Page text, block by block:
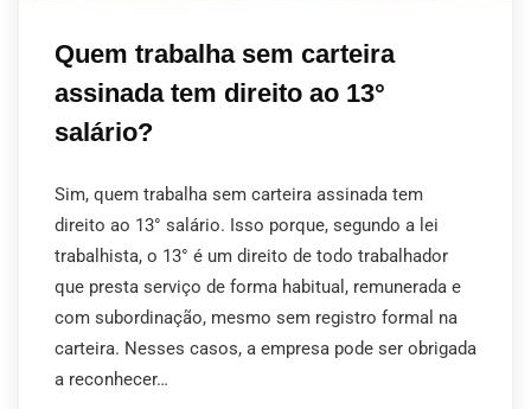
Quem trabalha sem carteira
assinada tem direito ao 13°
salário?
Sim, quem trabalha sem carteira assinada tem
direito ao 13° salário. Isso porque, segundo a lei
trabalhista, o 13° é um direito de todo trabalhador
que presta serviço de forma habitual, remunerada e
com subordinação, mesmo sem registro formal na
carteira. Nesses casos, a empresa pode ser obrigada
a reconhecer…